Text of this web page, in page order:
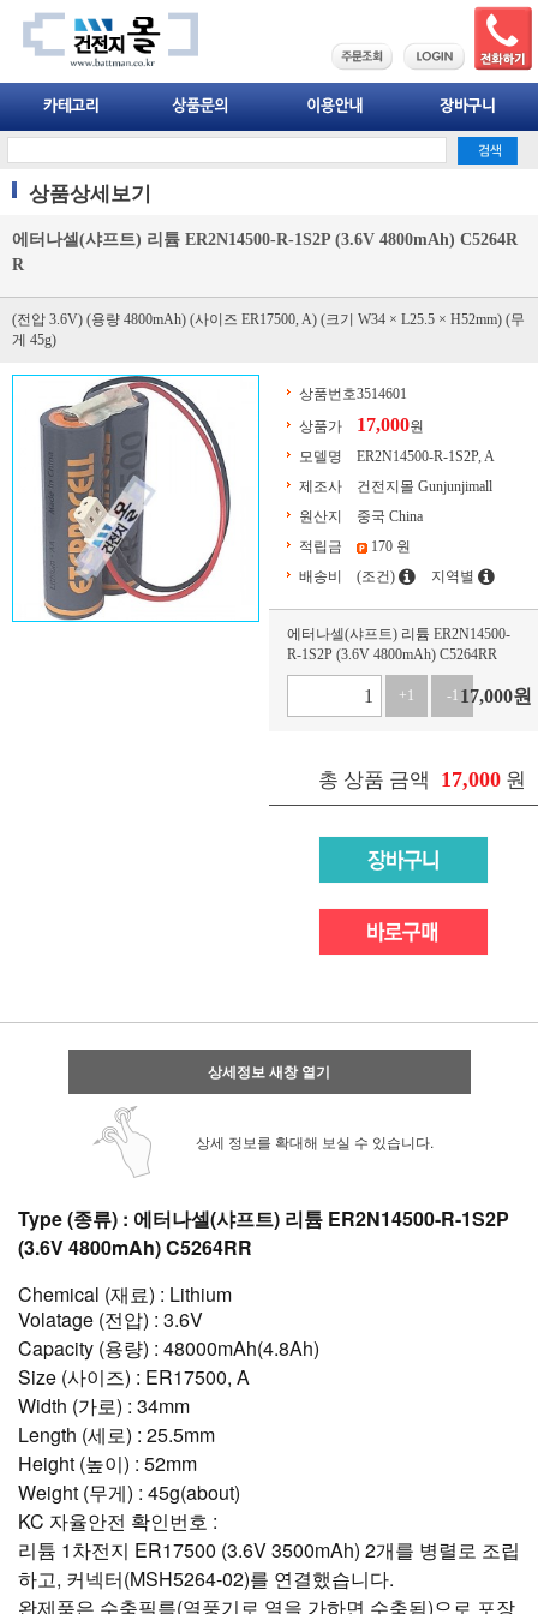
상품상세보기
에터나셀(샤프트) 리튬 ER2N14500-R-1S2P (3.6V 4800mAh) C5264R
R
(전압 3.6V) (용량 4800mAh) (사이즈 ER17500, A) (크기 W34 × L25.5 × H52mm) (무
게 45g)
상품번호3514601
상품가
17,000원
모델명
ER2N14500-R-1S2P, A
제조사
건전지몰 Gunjunjimall
원산지
중국 China
적립금
170 원
배송비
(조건) 지역별
에터나셀(샤프트) 리튬 ER2N14500-
R-1S2P (3.6V 4800mAh) C5264RR
+1 -1 17,000원
총 상품 금액 17,000 원
상세정보 새창 열기
상세 정보를 확대해 보실 수 있습니다.
Type (종류) : 에터나셀(샤프트) 리튬 ER2N14500-R-1S2P
(3.6V 4800mAh) C5264RR
Chemical (재료) : Lithium
Volatage (전압) : 3.6V
Capacity (용량) : 48000mAh(4.8Ah)
Size (사이즈) : ER17500, A
Width (가로) : 34mm
Length (세로) : 25.5mm
Height (높이) : 52mm
Weight (무게) : 45g(about)
KC 자율안전 확인번호 :
리튬 1차전지 ER17500 (3.6V 3500mAh) 2개를 병렬로 조립
하고, 커넥터(MSH5264-02)를 연결했습니다.
완제품은 수축필름(열풍기로 열을 가하면 수축됨)으로 포장